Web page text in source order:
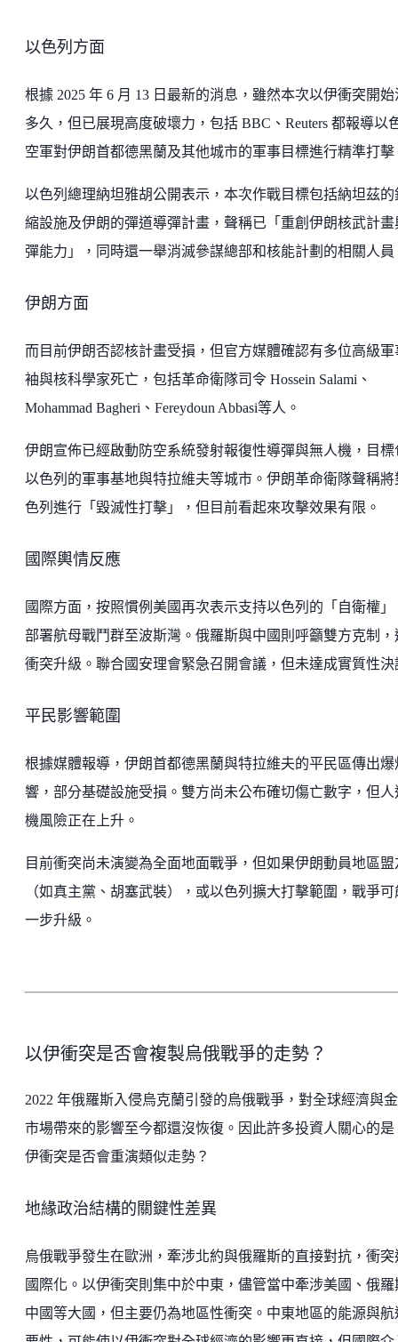
以色列方面
根據 2025 年 6 月 13 日最新的消息，雖然本次以伊衝突開始
多久，但已展現高度破壞力，包括 BBC、Reuters 都報導以
空軍對伊朗首都德黑蘭及其他城市的軍事目標進行精準打擊
以色列總理納坦雅胡公開表示，本次作戰目標包括納坦茲的
縮設施及伊朗的彈道導彈計畫，聲稱已「重創伊朗核武計畫
彈能力」，同時還一舉消滅參謀總部和核能計劃的相關人員
伊朗方面
而目前伊朗否認核計畫受損，但官方媒體確認有多位高級軍
袖與核科學家死亡，包括革命衛隊司令 Hossein Salami、
Mohammad Bagheri、Fereydoun Abbasi等人。
伊朗宣佈已經啟動防空系統發射報復性導彈與無人機，目標
以色列的軍事基地與特拉維夫等城市。伊朗革命衛隊聲稱將
色列進行「毀滅性打擊」，但目前看起來攻擊效果有限。
國際輿情反應
國際方面，按照慣例美國再次表示支持以色列的「自衛權」
部署航母戰鬥群至波斯灣。俄羅斯與中國則呼籲雙方克制，
衝突升級。聯合國安理會緊急召開會議，但未達成實質性決
平民影響範圍
根據媒體報導，伊朗首都德黑蘭與特拉維夫的平民區傳出爆
響，部分基礎設施受損。雙方尚未公布確切傷亡數字，但人
機風險正在上升。
目前衝突尚未演變為全面地面戰爭，但如果伊朗動員地區盟
（如真主黨、胡塞武裝），或以色列擴大打擊範圍，戰爭可
一步升級。
以伊衝突是否會複製烏俄戰爭的走勢？
2022 年俄羅斯入侵烏克蘭引發的烏俄戰爭，對全球經濟與
市場帶來的影響至今都還沒恢復。因此許多投資人關心的是
伊衝突是否會重演類似走勢？
地緣政治結構的關鍵性差異
烏俄戰爭發生在歐洲，牽涉北約與俄羅斯的直接對抗，衝突
國際化。以伊衝突則集中於中東，儘管當中牽涉美國、俄羅
中國等大國，但主要仍為地區性衝突。中東地區的能源與航